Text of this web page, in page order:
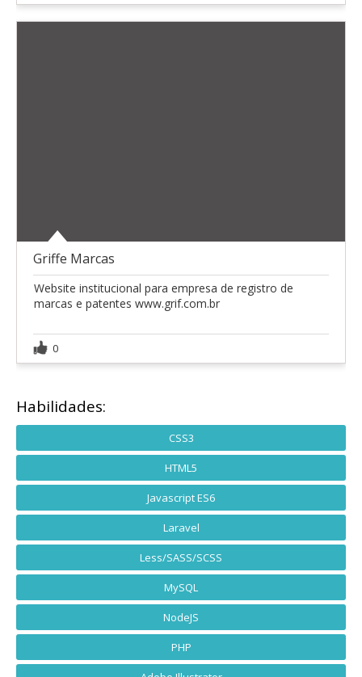
Griffe Marcas
Website institucional para empresa de registro de
marcas e patentes www.grif.com.br
0
Habilidades:
CSS3
HTML5
Javascript ES6
Laravel
Less/SASS/SCSS
MySQL
NodeJS
PHP